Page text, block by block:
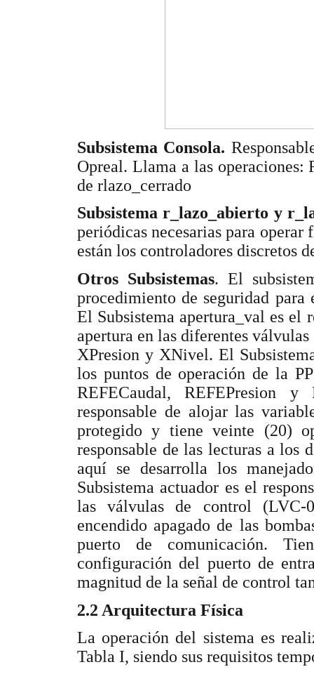
Subsistema Consola.
Opreal. Llama a las
de rlazo_cerrado
Subsistema r_lazo_abierto y
periódicas necesarias para
están los controladores discretos
Otros Subsistemas. El
procedimiento de seguridad
El Subsistema apertura_val es el
apertura en las diferentes
XPresion y XNivel. El
los puntos de operación de la
REFECaudal, REFEPresion
responsable de alojar las
protegido y tiene veinte (20)
responsable de las lecturas a los
aquí se desarrolla los
Subsistema actuador es el
las válvulas de control
encendido apagado de las
puerto de comunicación.
configuración del puerto de
magnitud de la señal de control
2.2 Arquitectura Física
La operación del sistema es
Tabla I, siendo sus requisitos